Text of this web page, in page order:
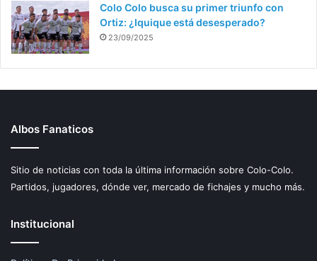
Colo Colo busca su primer triunfo con
Ortiz: ¿Iquique está desesperado?
23/09/2025
Albos Fanaticos
Sitio de noticias con toda la última información sobre Colo-Colo.
Partidos, jugadores, dónde ver, mercado de fichajes y mucho más.
Institucional